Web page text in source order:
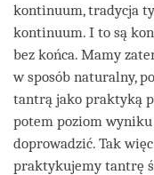
kontinuum, tradycja
kontinuum. I to są
bez końca. Mamy
w sposób naturalny,
tantrą jako praktyką
potem poziom wyniku
doprowadzić. Tak
praktykujemy tantrę